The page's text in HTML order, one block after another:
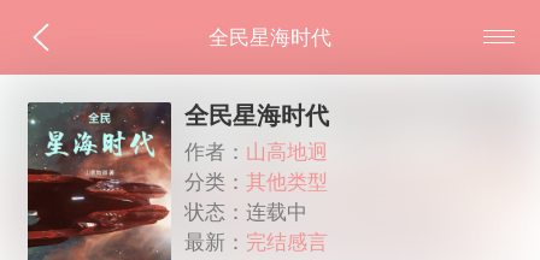
全民星海时代
全民星海时代
作者： 山高地迥
分类：其他类型
状态：连载中
最新： 完结感言